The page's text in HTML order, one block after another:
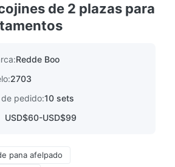
de 2 plazas para
Redde Boo
2703
pedido:10 sets
USD$60-USD$99
pana afelpado